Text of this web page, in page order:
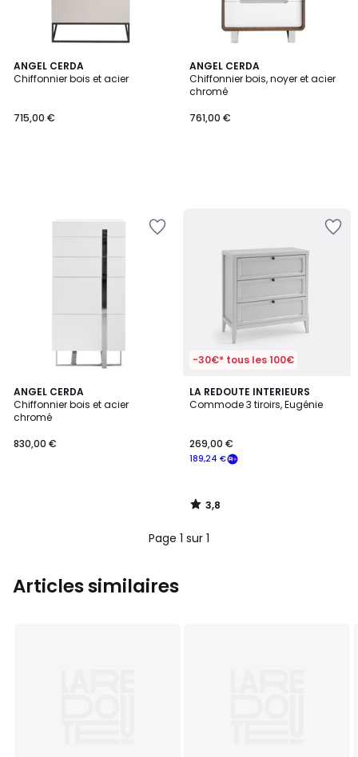
ANGEL CERDA
Chiffonnier bois et acier
715,00 €
ANGEL CERDA
Chiffonnier bois, noyer et acier
chromé
761,00 €
ANGEL CERDA
Chiffonnier bois et acier
chromé
830,00 €
-30€* tous les 100€
LA REDOUTE INTERIEURS
Commode 3 tiroirs, Eugénie
189,24 €
269,00 €
3,8
/ 5
3,8
/
Page 1 sur 1
Articles similaires